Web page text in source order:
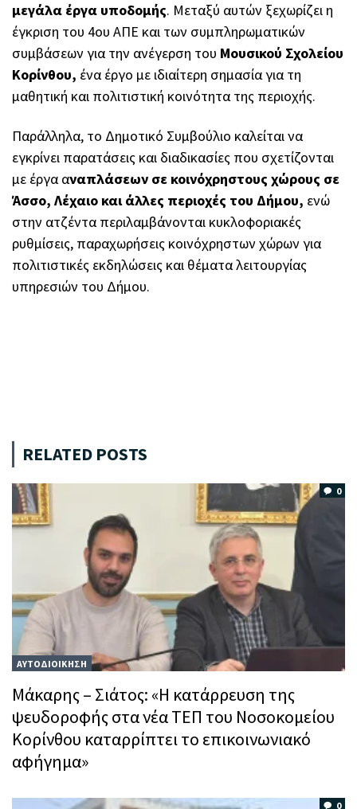
μεγάλα έργα υποδομής. Μεταξύ αυτών ξεχωρίζει η
έγκριση του 4ου ΑΠΕ και των συμπληρωματικών
συμβάσεων για την ανέγερση του Μουσικού Σχολείου
Κορίνθου, ένα έργο με ιδιαίτερη σημασία για τη
μαθητική και πολιτιστική κοινότητα της περιοχής.
Παράλληλα, το Δημοτικό Συμβούλιο καλείται να
εγκρίνει παρατάσεις και διαδικασίες που σχετίζονται
με έργα αναπλάσεων σε κοινόχρηστους χώρους σε
Άσσο, Λέχαιο και άλλες περιοχές του Δήμου, ενώ
στην ατζέντα περιλαμβάνονται κυκλοφοριακές
ρυθμίσεις, παραχωρήσεις κοινόχρηστων χώρων για
πολιτιστικές εκδηλώσεις και θέματα λειτουργίας
υπηρεσιών του Δήμου.
RELATED POSTS
0
ΑΥΤΟΔΙΟΙΚΗΣΗ
Μάκαρης – Σιάτος: «Η κατάρρευση της
ψευδοροφής στα νέα ΤΕΠ του Νοσοκομείου
Κορίνθου καταρρίπτει το επικοινωνιακό
αφήγημα»
0